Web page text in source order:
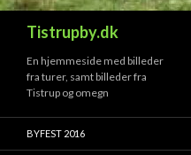
Tistrupby.dk
En hjemmeside med billeder
fra turer, samt billeder fra
Tistrup og omegn
BYFEST 2016